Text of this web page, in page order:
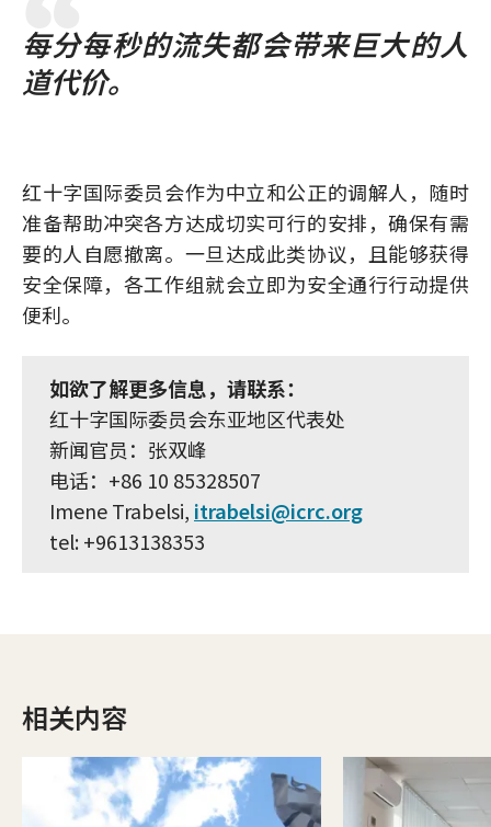
每分每秒的流失都会带来巨大的人
道代价。
红十字国际委员会作为中立和公正的调解人，随时
准备帮助冲突各方达成切实可行的安排，确保有需
要的人自愿撤离。一旦达成此类协议，且能够获得
安全保障，各工作组就会立即为安全通行行动提供
便利。
如欲了解更多信息，请联系：
红十字国际委员会东亚地区代表处
新闻官员：张双峰
电话：+86 10 85328507
Imene Trabelsi, itrabelsi@icrc.org
tel: +9613138353
相关内容